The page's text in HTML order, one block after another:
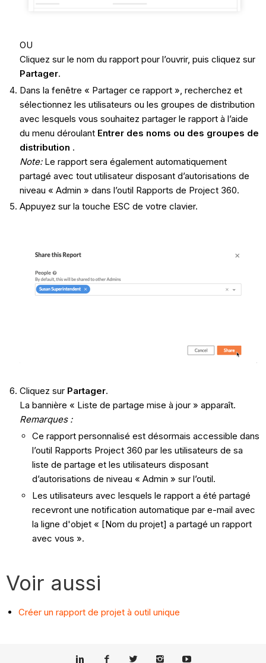
OU
Cliquez sur le nom du rapport pour l’ouvrir, puis cliquez sur
Partager.
Dans la fenêtre « Partager ce rapport », recherchez et
sélectionnez les utilisateurs ou les groupes de distribution
avec lesquels vous souhaitez partager le rapport à l’aide
du menu déroulant Entrer des noms ou des groupes de
distribution .
Note:Le rapport sera également automatiquement
partagé avec tout utilisateur disposant d’autorisations de
niveau « Admin » dans l’outil Rapports de Project 360.
Appuyez sur la touche ESC de votre clavier.
Cliquez sur Partager.
La bannière « Liste de partage mise à jour » apparaît.
Remarques :
Ce rapport personnalisé est désormais accessible dans
l’outil Rapports Project 360 par les utilisateurs de sa
liste de partage et les utilisateurs disposant
d’autorisations de niveau « Admin » sur l’outil.
Les utilisateurs avec lesquels le rapport a été partagé
recevront une notification automatique par e-mail avec
la ligne d'objet « [Nom du projet] a partagé un rapport
avec vous ».
Voir aussi
Créer un rapport de projet à outil unique